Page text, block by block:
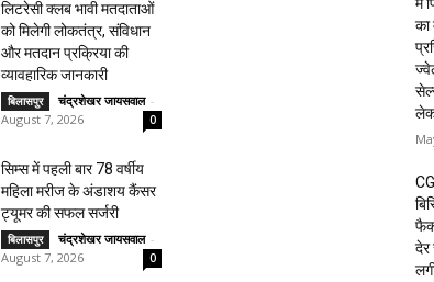
लिटरेसी क्लब भावी मतदाताओं
को मिलेगी लोकतंत्र, संविधान
और मतदान प्रक्रिया की
व्यावहारिक जानकारी
बिलासपुर चंद्रशेखर जायसवाल -
August 7, 2026
0
सिम्स में पहली बार 78 वर्षीय
महिला मरीज के अंडाशय कैंसर
ट्यूमर की सफल सर्जरी
बिलासपुर चंद्रशेखर जायसवाल -
August 7, 2026
0
का
देर